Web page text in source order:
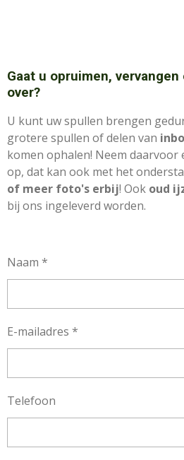
Gaat u opruimen,
over?
U kunt uw spullen brengen
grotere spullen of delen van
komen ophalen! Neem daarvoor
op, dat kan ook met het
of meer foto's erbij! Ook oud
bij ons ingeleverd worden.
Naam *
E-mailadres *
Telefoon